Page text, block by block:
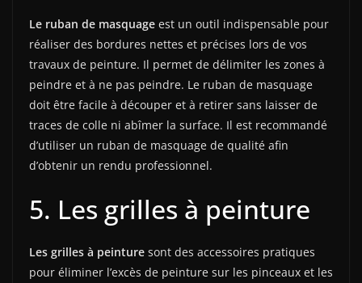
Le ruban de masquage est un outil indispensable pour
réaliser des bordures nettes et précises lors de vos
travaux de peinture. Il permet de délimiter les zones à
peindre et à ne pas peindre. Le ruban de masquage
doit être facile à découper et à retirer sans laisser de
traces de colle ni abîmer la surface. Il est recommandé
d’utiliser un ruban de masquage de qualité afin
d’obtenir un rendu professionnel.
5. Les grilles à peinture
Les grilles à peinture sont des accessoires pratiques
pour éliminer l’excès de peinture sur les pinceaux et les